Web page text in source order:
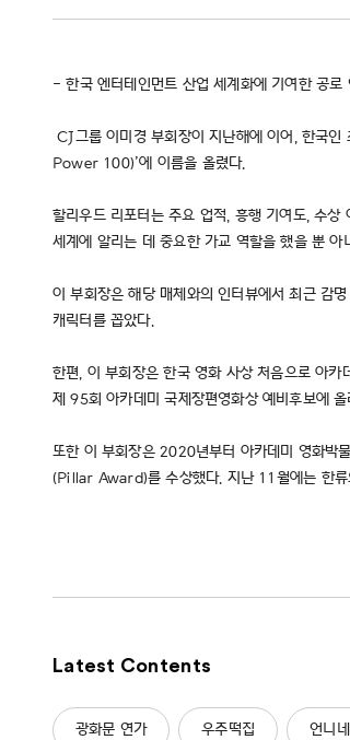
- 한국 엔터테인먼트 산업 세계화에 기여한 공로
CJ그룹 이미경 부회장이 지난해에 이어, 한
Power 100)’에 이름을 올렸다.
할리우드 리포터는 주요 업적, 흥행 기여도, 수
세계에 알리는 데 중요한 가교 역할을 했을 뿐
이 부회장은 해당 매체와의 인터뷰에서 최근
캐릭터를 꼽았다.
한편, 이 부회장은 한국 영화 사상 처음으로 아카
제 95회 아카데미 국제장편영화상 예비후보에
또한 이 부회장은 2020년부터 아카데미 영화박
(Pillar Award)를 수상했다. 지난 11월에는 한
Latest Contents
광화문 연가 우주떡집 언니